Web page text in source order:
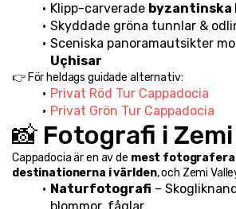
Klipp-carverade byzantinska
Skyddade gröna tunnlar &
Sceniska panoramautsikter
Uçhisar
👉 För heldags guidade alternativ:
Privat Röd Tur Cappadocia
Privat Grön Tur Cappadocia
📸 Fotografi i
Cappadocia är en av de mest
destinationerna i världen, och Zemi
Naturfotografi –